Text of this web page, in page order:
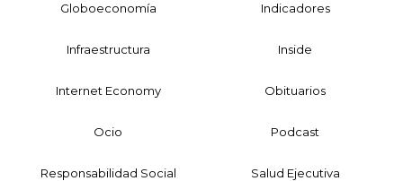
Globoeconomía Indicadores
Infraestructura Inside
Internet Economy Obituarios
Ocio Podcast
Responsabilidad Social Salud Ejecutiva